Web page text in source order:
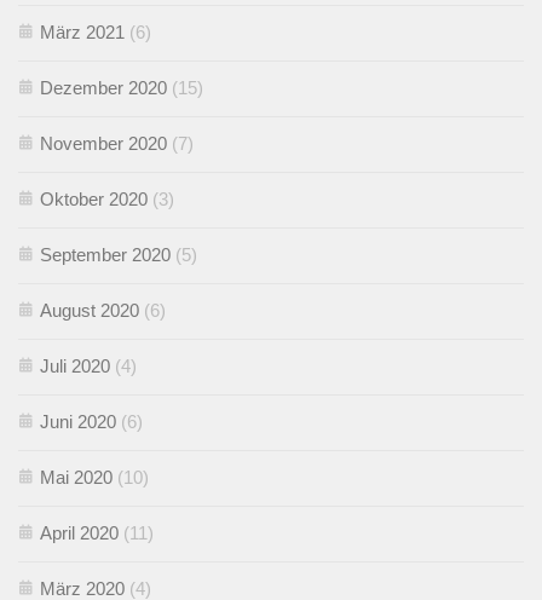
März 2021 (6)
Dezember 2020 (15)
November 2020 (7)
Oktober 2020 (3)
September 2020 (5)
August 2020 (6)
Juli 2020 (4)
Juni 2020 (6)
Mai 2020 (10)
April 2020 (11)
März 2020 (4)